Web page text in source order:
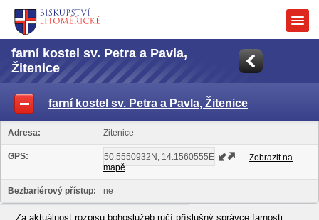
farní kostel sv. Petra a Pavla,
Žitenice
farní kostel sv. Petra a Pavla, Žitenice
Adresa: Žitenice
GPS:
Zobrazit na
mapě
Bezbariérový přístup: ne
Za aktuálnost rozpisu bohoslužeb ručí příslušný správce farnosti.